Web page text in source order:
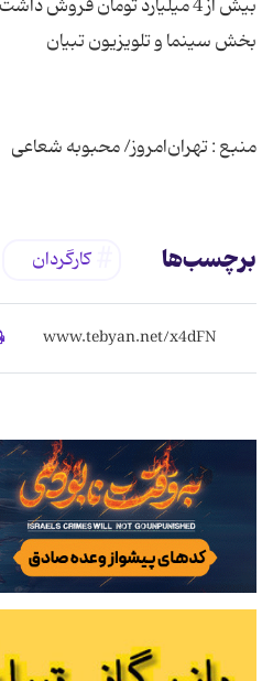
منبع : تهران‌امروز/ محبوبه شعاعی
برچسب‌ها کارگردان